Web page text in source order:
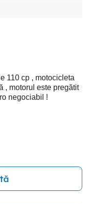
110 cp , motocicleta
, motorul este pregătit
negociabil !